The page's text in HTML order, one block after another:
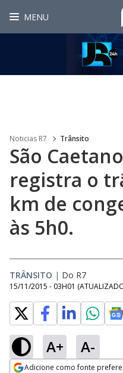
MENU
Noticias R7 Trânsito
São
registra o
km de
às 5h0.
TRÂNSITO | Do R7
15/11/2015 - 03H01
A+ A-
Adicione como fonte